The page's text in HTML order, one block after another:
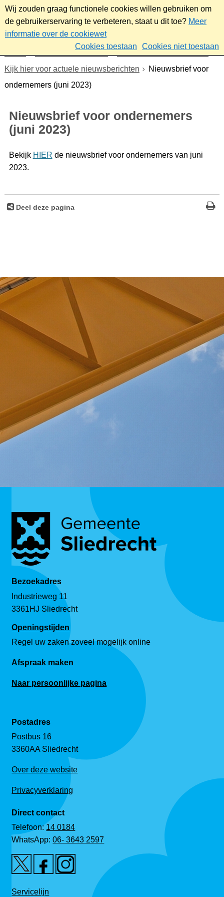
Wij zouden graag functionele cookies willen gebruiken om
de gebruikerservaring te verbeteren, staat u dit toe? Meer
informatie over de cookiewet
Cookies toestaan
Cookies niet toestaan
Werk & ondernemen
Nieuwsbrief ondernemers
Kijk hier voor actuele nieuwsberichten
Nieuwsbrief voor
ondernemers (juni 2023)
Nieuwsbrief voor ondernemers
(juni 2023)
Bekijk HIER de nieuwsbrief voor ondernemers van juni
2023.
Deel deze pagina
Bezoekadres
Industrieweg 11
3361HJ Sliedrecht
Openingstijden
Regel uw zaken zoveel mogelijk online
Afspraak maken
Naar persoonlijke pagina
Postadres
Postbus 16
3360AA Sliedrecht
Over deze website
Privacyverklaring
Direct contact
Telefoon:14 0184
WhatsApp:06- 3643 2597
Servicelijn